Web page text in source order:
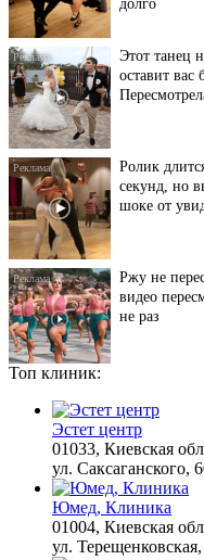
Этот танец
оставит вас
Ролик
секунд, но
шоке от
Ржу не
видео
не раз
"Потеряли
погоне за
Поплавская
семейке
Топ клиник:
Эстет центр
01033, Киевская
ул. Саксаганского,
Юмед, Клиника
01004, Киевская
ул. Терещенковская,